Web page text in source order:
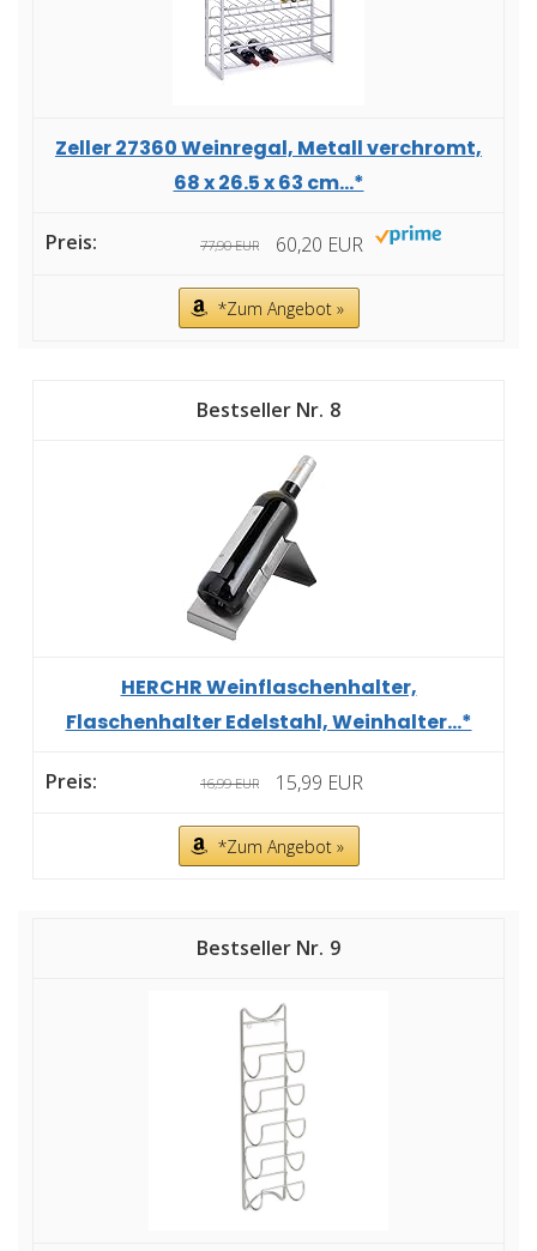
Zeller 27360 Weinregal, Metall verchromt,
68 x 26.5 x 63 cm...*
77,90 EUR 60,20 EUR
*Zum Angebot »
8
HERCHR Weinflaschenhalter,
Flaschenhalter Edelstahl, Weinhalter...*
16,99 EUR 15,99 EUR
*Zum Angebot »
9